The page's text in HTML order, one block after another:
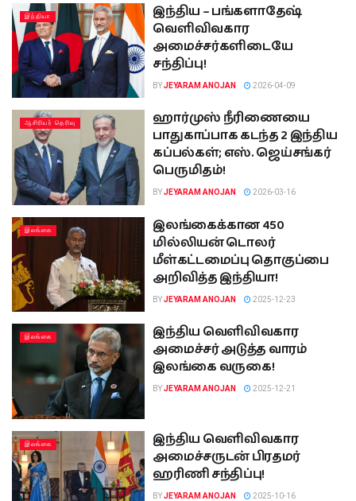
இந்தியா
இந்திய – பங்களாதேஷ்
வெளிவிவகார
அமைச்சர்களிடையே
சந்திப்பு!
BYJEYARAM ANOJAN 2026-04-09
ஆசிரியர் தெரிவு
ஹார்முஸ் நீரிணையை
பாதுகாப்பாக கடந்த 2 இந்திய
கப்பல்கள்; எஸ். ஜெய்சங்கர்
பெருமிதம்!
BYJEYARAM ANOJAN 2026-03-16
இலங்கை
இலங்கைக்கான 450
மில்லியன் டொலர்
மீள்கட்டமைப்பு தொகுப்பை
அறிவித்த இந்தியா!
BYJEYARAM ANOJAN 2025-12-23
இலங்கை
இந்திய வெளிவிவகார
அமைச்சர் அடுத்த வாரம்
இலங்கை வருகை!
BYJEYARAM ANOJAN 2025-12-21
இலங்கை
இந்திய வெளிவிவகார
அமைச்சருடன் பிரதமர்
ஹரிணி சந்திப்பு!
BYJEYARAM ANOJAN 2025-10-16